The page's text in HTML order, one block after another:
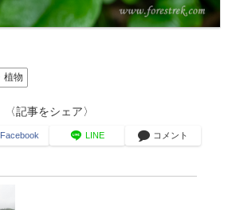
植物
〈記事をシェア〉
Facebook LINE コメント